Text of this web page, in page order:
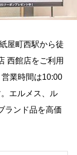
屋町西駅から徒
西館店をご利用
業時間は10:00
エルメス、ル
ランド品を高価